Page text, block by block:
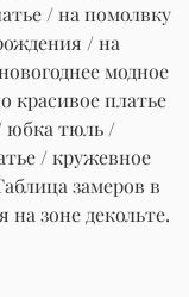
/ на помолвку
/ на
модное
красивое платье
юбка тюль /
/ кружевное
замеров в
на зоне декольте.